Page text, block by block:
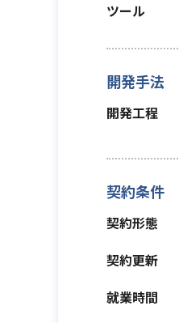
ツール
開発手法
開発工程
契約条件
契約形態
契約更新
就業時間